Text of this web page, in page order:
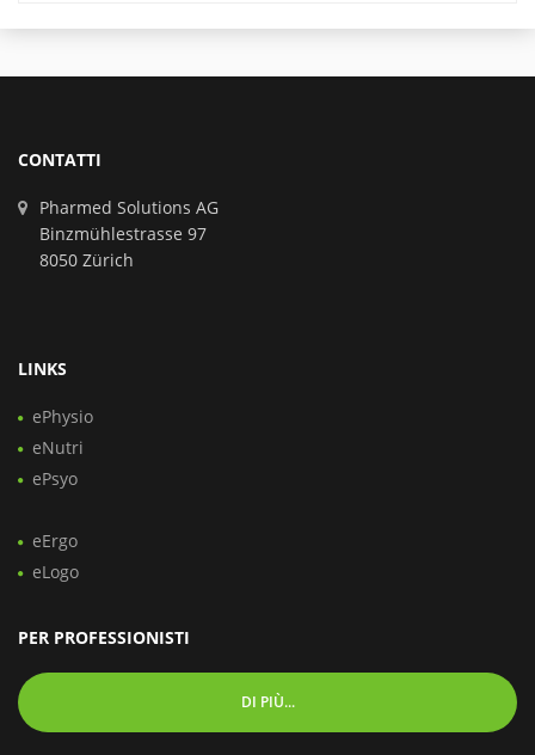
CONTATTI
Pharmed Solutions AG
Binzmühlestrasse 97
8050 Zürich
LINKS
ePhysio
eNutri
ePsyo
eErgo
eLogo
PER PROFESSIONISTI
DI PIÙ...